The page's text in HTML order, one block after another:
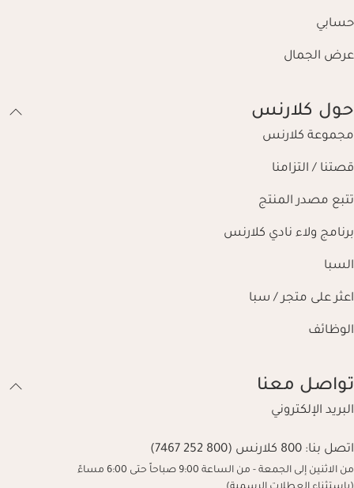
حسابي
عرض الجمال
حول كلارنس
مجموعة كلارنس
قصتنا / التزامنا
تتبع مصدر المنتج
برنامج ولاء نادي كلارنس
السبا
اعثر على متجر / سبا
الوظائف
تواصل معنا
البريد الإلكتروني
اتصل بنا: 800 كلارنس (800 252 7467)
من الاثنين إلى الجمعة - من الساعة 9:00 صباحاً حتى 6:00 مساءً